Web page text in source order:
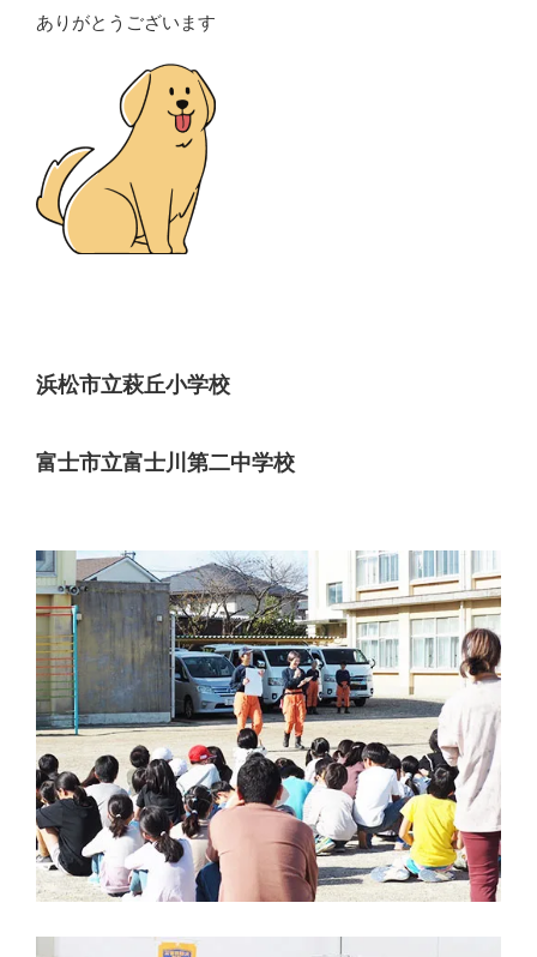
ありがとうございます
浜松市立萩丘小学校
富士市立富士川第二中学校